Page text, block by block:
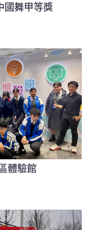
國舞甲等獎
體驗館